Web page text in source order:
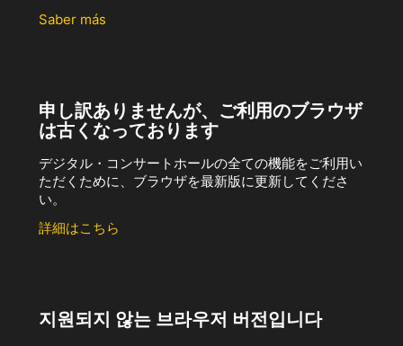
Saber más
申し訳ありませんが、ご利用のブラウザ
は古くなっております
デジタル・コンサートホールの全ての機能をご利用い
ただくために、ブラウザを最新版に更新してくださ
い。
詳細はこちら
지원되지 않는 브라우저 버전입니다